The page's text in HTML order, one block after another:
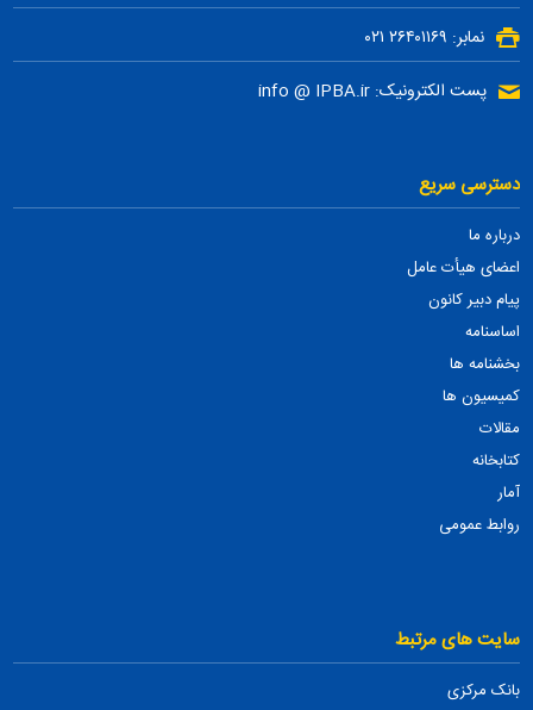
نمابر: ۲۶۴۰۱۱۶۹ ۰۲۱
پست الکترونیک: info @ IPBA.ir
دسترسی سریع
درباره ما
اعضای هیأت عامل
پیام دبیر کانون
اساسنامه
بخشنامه ها
کمیسیون ها
مقالات
کتابخانه
آمار
روابط عمومی
سایت های مرتبط
بانک مرکزی